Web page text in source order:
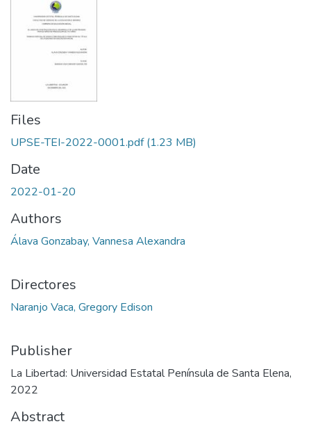
Files
UPSE-TEI-2022-0001.pdf(1.23 MB)
Date
2022-01-20
Authors
Álava Gonzabay, Vannesa Alexandra
Directores
Naranjo Vaca, Gregory Edison
Publisher
La Libertad: Universidad Estatal Península de Santa Elena,
2022
Abstract